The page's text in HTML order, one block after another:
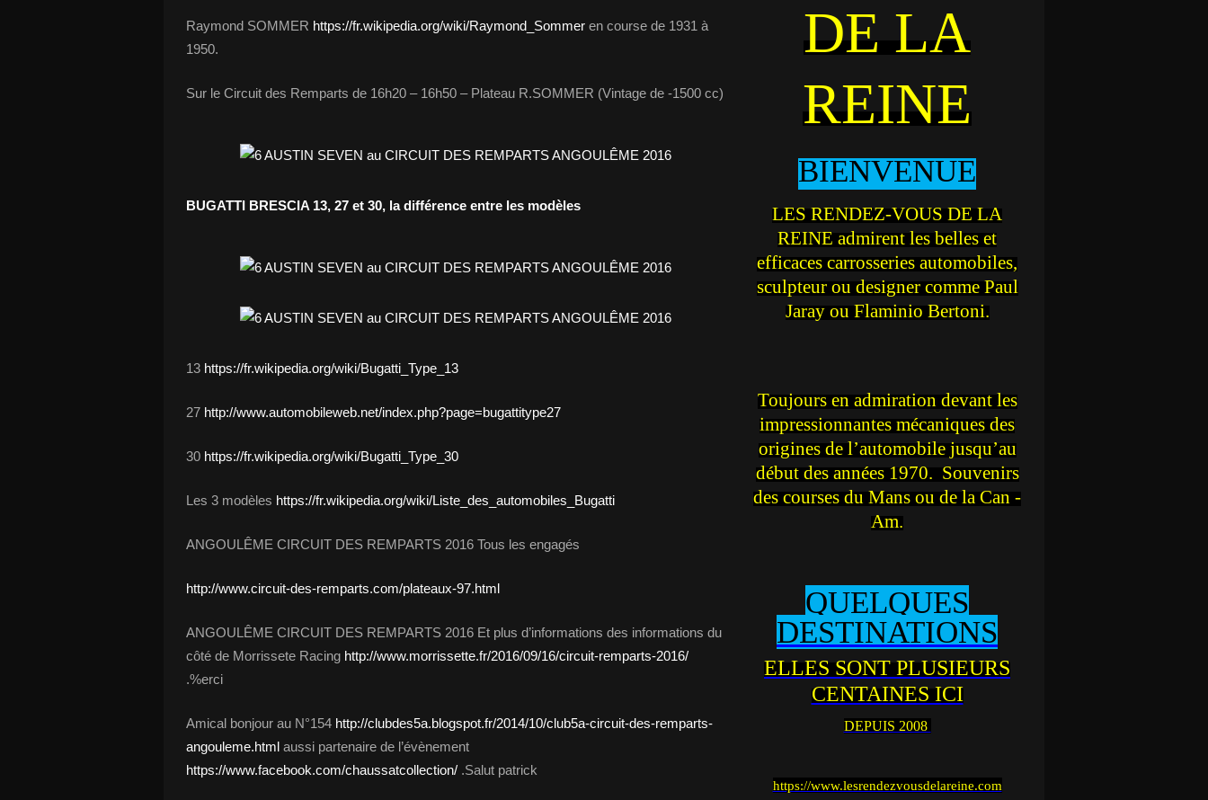
Raymond SOMMER https://fr.wikipedia.org/wiki/Raymond_Sommer en course de 1931 à
1950.
Sur le Circuit des Remparts de 16h20 – 16h50 – Plateau R.SOMMER (Vintage de -1500 cc)
BUGATTI BRESCIA 13, 27 et 30, la différence entre les modèles
13 https://fr.wikipedia.org/wiki/Bugatti_Type_13
27 http://www.automobileweb.net/index.php?page=bugattitype27
30 https://fr.wikipedia.org/wiki/Bugatti_Type_30
Les 3 modèles https://fr.wikipedia.org/wiki/Liste_des_automobiles_Bugatti
ANGOULÊME CIRCUIT DES REMPARTS 2016 Tous les engagés
http://www.circuit-des-remparts.com/plateaux-97.html
ANGOULÊME CIRCUIT DES REMPARTS 2016 Et plus d’informations des informations du
côté de Morrissete Racing http://www.morrissette.fr/2016/09/16/circuit-remparts-2016/
.%erci
Amical bonjour au N°154 http://clubdes5a.blogspot.fr/2014/10/club5a-circuit-des-remparts-
angouleme.html aussi partenaire de l’évènement
https://www.facebook.com/chaussatcollection/ .Salut patrick
DE LA
REINE
BIENVENUE
LES RENDEZ-VOUS DE LA
REINE admirent les belles et
efficaces carrosseries automobiles,
sculpteur ou designer comme Paul
Jaray ou Flaminio Bertoni.
Toujours en admiration devant les
impressionnantes mécaniques des
origines de l’automobile jusqu’au
début des années 1970. Souvenirs
des courses du Mans ou de la Can -
Am.
QUELQUES
DESTINATIONS
ELLES SONT PLUSIEURS
CENTAINES ICI
DEPUIS 2008
https://www.lesrendezvousdelareine.com